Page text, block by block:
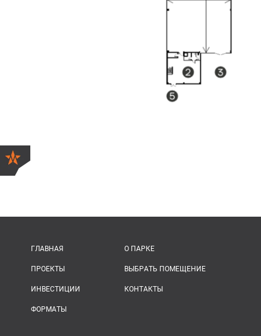
ГЛАВНАЯ
ПРОЕКТЫ
ИНВЕСТИЦИИ
ФОРМАТЫ
О ПАРКЕ
ВЫБРАТЬ ПОМЕЩЕНИЕ
КОНТАКТЫ